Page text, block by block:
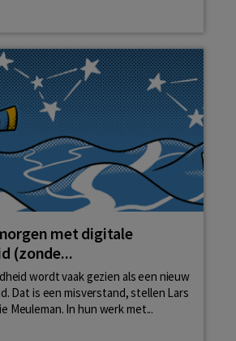
met digitale
(zonde...
wordt vaak gezien als een nieuw
Dat is een misverstand, stellen Lars
Meuleman. In hun werk met...